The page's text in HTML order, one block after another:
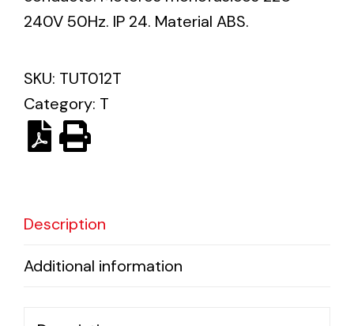
The incorporation of Novovent into the group
meant a greater offer of ventilation products for
different uses
Variedad de soluciones solares para todo tipo
240V 50Hz. IP 24. Material ABS.
SKU: TUT012T
Category: T
Description
Additional information